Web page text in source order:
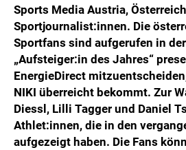
PRESSEKONTAKT
Sports Media Austria,
Sportjournalist:innen. Die
Sportfans sind aufgerufen in
„Aufsteiger:in des Jahres“
EnergieDirect
NIKI überreicht bekommt. Zur
Diessl, Lilli Tagger und Daniel
Athlet:innen, die in den
aufgezeigt haben. Die Fans